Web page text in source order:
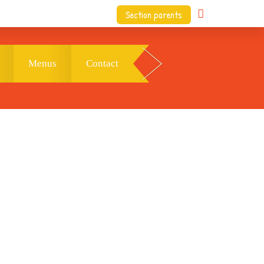
Section parents
Menus Contact